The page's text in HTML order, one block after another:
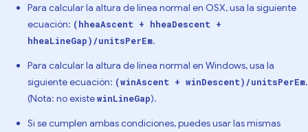
Para calcular la altura de línea normal en OSX, usa la siguiente
ecuación: (hheaAscent + hheaDescent +
hheaLineGap)/unitsPerEm.
Para calcular la altura de línea normal en Windows, usa la
siguiente ecuación: (winAscent + winDescent)/unitsPerEm.
(Nota: no existewinLineGap).
Si se cumplen ambas condiciones, puedes usar las mismas